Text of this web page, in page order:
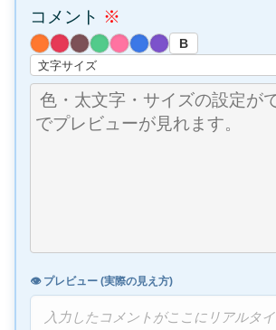
コメント ※
B
👁️ プレビュー (実際の見え方)
入力したコメントがここにリアルタ